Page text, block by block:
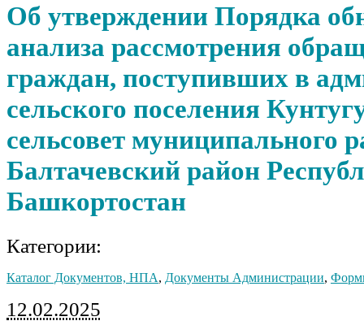
Об утверждении Порядка
анализа рассмотрения
граждан, поступивших в
сельского поселения
сельсовет муниципального
Балтачевский район
Башкортостан
Категории:
Каталог Документов, НПА, Документы Администрации,
12.02.2025